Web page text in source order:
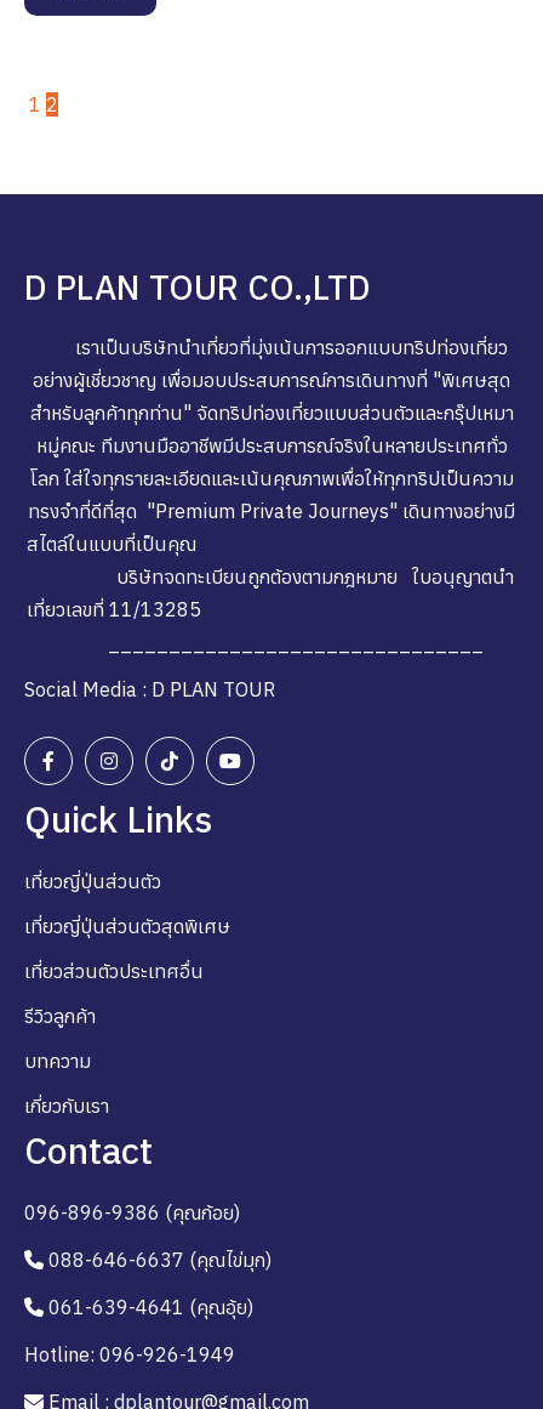
1 2
D PLAN TOUR CO.,LTD
เราเป็นบริษัทนำเที่ยวที่มุ่งเน้นการออกแบบทริปท่องเที่ยว
อย่างผู้เชี่ยวชาญ เพื่อมอบประสบการณ์การเดินทางที่ "พิเศษสุด
สำหรับลูกค้าทุกท่าน" จัดทริปท่องเที่ยวแบบส่วนตัวและกรุ๊ปเหมา
หมู่คณะ ทีมงานมืออาชีพมีประสบการณ์จริงในหลายประเทศทั่ว
โลก ใส่ใจทุกรายละเอียดและเน้นคุณภาพเพื่อให้ทุกทริปเป็นความ
ทรงจำที่ดีที่สุด "Premium Private Journeys" เดินทางอย่างมี
สไตล์ในแบบที่เป็นคุณ
บริษัทจดทะเบียนถูกต้องตามกฎหมาย ใบอนุญาตนำ
เที่ยวเลขที่ 11/13285
Social Media : D PLAN TOUR
Quick Links
เที่ยวญี่ปุ่นส่วนตัว
เที่ยวญี่ปุ่นส่วนตัวสุดพิเศษ
เที่ยวส่วนตัวประเทศอื่น
รีวิวลูกค้า
บทความ
เกี่ยวกับเรา
Contact
096-896-9386 (คุณก้อย)
088-646-6637 (คุณไข่มุก)
061-639-4641 (คุณอุ้ย)
Hotline: 096-926-1949
Email : dplantour@gmail.com